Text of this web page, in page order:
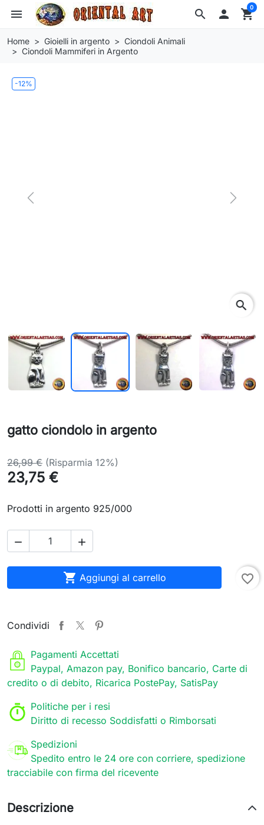
search
menu  shopping_cart
0
Home Gioielli in argento
Ciondoli Animali
Ciondoli Mammiferi in Argento
-12%
Previous Next
search
gatto ciondolo in argento
26,99 € (Risparmia 12%)
23,75 €
Prodotti in argento 925/000
 
 Aggiungi al carrello favorite_border
Condividi
Pagamenti Accettati
Paypal, Amazon pay, Bonifico bancario, Carte di
credito o di debito, Ricarica PostePay, SatisPay
Politiche per i resi
Diritto di recesso Soddisfatti o Rimborsati
Spedizioni
Spedito entro le 24 ore con corriere, spedizione
tracciabile con firma del ricevente
Descrizione